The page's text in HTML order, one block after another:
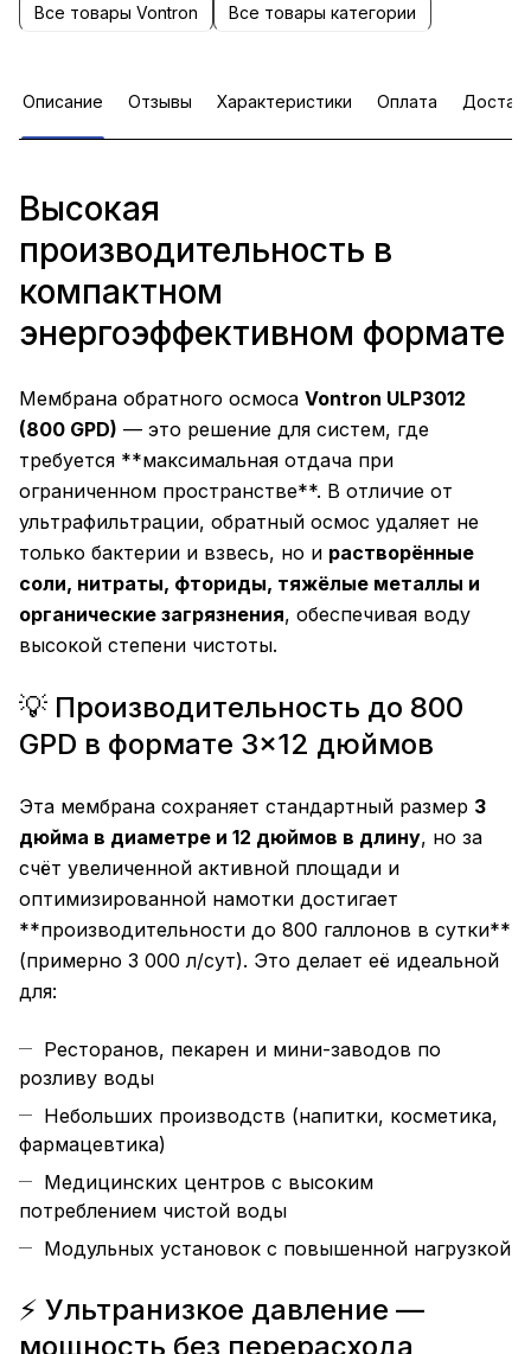
Все товары Vontron Все товары категории
Описание Отзывы Характеристики Оплата
Высокая
производительность в
компактном
энергоэффективном формате
Мембрана обратного осмоса Vontron ULP3012
(800 GPD) — это решение для систем, где
требуется **максимальная отдача при
ограниченном пространстве**. В отличие от
ультрафильтрации, обратный осмос удаляет не
только бактерии и взвесь, но и растворённые
соли, нитраты, фториды, тяжёлые металлы и
органические загрязнения, обеспечивая воду
высокой степени чистоты.
💡 Производительность до 800
GPD в формате 3×12 дюймов
Эта мембрана сохраняет стандартный размер 3
дюйма в диаметре и 12 дюймов в длину, но за
счёт увеличенной активной площади и
оптимизированной намотки достигает
**производительности до 800 галлонов в сутки**
(примерно 3 000 л/сут). Это делает её идеальной
для:
Ресторанов, пекарен и мини-заводов по
розливу воды
Небольших производств (напитки, косметика,
фармацевтика)
Медицинских центров с высоким
потреблением чистой воды
Модульных установок с повышенной нагрузкой
⚡ Ультранизкое давление —
мощность без перерасхода